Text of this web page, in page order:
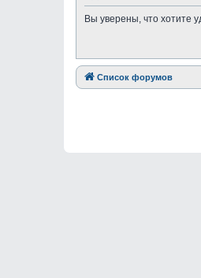
Вы уверены, что хотите
Список форумов